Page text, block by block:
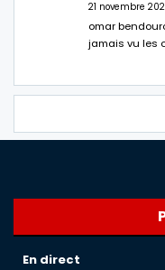
21 novembre
omar
jamais vu les
En direct